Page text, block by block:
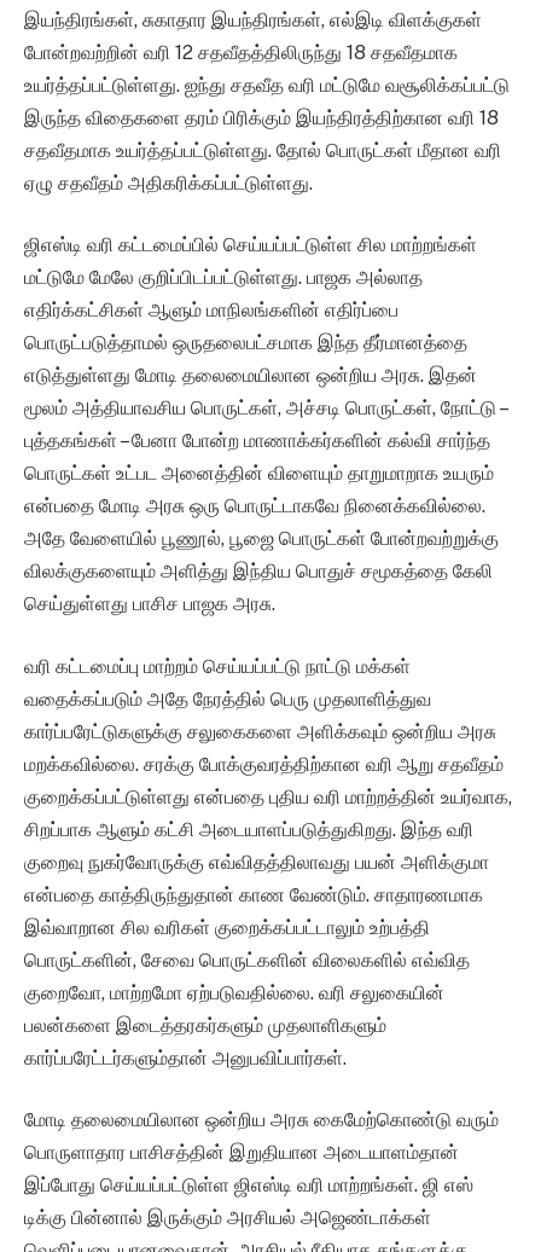
இயந்திரங்கள், சுகாதார இயந்திரங்கள், எல்இடி விளக்குகள்
போன்றவற்றின் வரி 12 சதவீதத்திலிருந்து 18 சதவீதமாக
உயர்த்தப்பட்டுள்ளது. ஐந்து சதவீத வரி மட்டுமே வசூலிக்கப்பட்டு
இருந்த விதைகளை தரம் பிரிக்கும் இயந்திரத்திற்கான வரி 18
சதவீதமாக உயர்த்தப்பட்டுள்ளது. தோல் பொருட்கள் மீதான வரி
ஏழு சதவீதம் அதிகரிக்கப்பட்டுள்ளது.
ஜிஎஸ்டி வரி கட்டமைப்பில் செய்யப்பட்டுள்ள சில மாற்றங்கள்
மட்டுமே மேலே குறிப்பிடப்பட்டுள்ளது. பாஜக அல்லாத
எதிர்க்கட்சிகள் ஆளும் மாநிலங்களின் எதிர்ப்பை
பொருட்படுத்தாமல் ஒருதலைபட்சமாக இந்த தீர்மானத்தை
எடுத்துள்ளது மோடி தலைமையிலான ஒன்றிய அரசு. இதன்
மூலம் அத்தியாவசிய பொருட்கள், அச்சடி பொருட்கள், நோட்டு –
புத்தகங்கள் – பேனா போன்ற மாணாக்கர்களின் கல்வி சார்ந்த
பொருட்கள் உட்பட அனைத்தின் விளையும் தாறுமாறாக உயரும்
என்பதை மோடி அரசு ஒரு பொருட்டாகவே நினைக்கவில்லை.
அதே வேளையில் பூணூல், பூஜை பொருட்கள் போன்றவற்றுக்கு
விலக்குகளையும் அளித்து இந்திய பொதுச் சமூகத்தை கேலி
செய்துள்ளது பாசிச பாஜக அரசு.
வரி கட்டமைப்பு மாற்றம் செய்யப்பட்டு நாட்டு மக்கள்
வதைக்கப்படும் அதே நேரத்தில் பெரு முதலாளித்துவ
கார்ப்பரேட்டுகளுக்கு சலுகைகளை அளிக்கவும் ஒன்றிய அரசு
மறக்கவில்லை. சரக்கு போக்குவரத்திற்கான வரி ஆறு சதவீதம்
குறைக்கப்பட்டுள்ளது என்பதை புதிய வரி மாற்றத்தின் உயர்வாக,
சிறப்பாக ஆளும் கட்சி அடையாளப்படுத்துகிறது. இந்த வரி
குறைவு நுகர்வோருக்கு எவ்விதத்திலாவது பயன் அளிக்குமா
என்பதை காத்திருந்துதான் காண வேண்டும். சாதாரணமாக
இவ்வாறான சில வரிகள் குறைக்கப்பட்டாலும் உற்பத்தி
பொருட்களின், சேவை பொருட்களின் விலைகளில் எவ்வித
குறைவோ, மாற்றமோ ஏற்படுவதில்லை. வரி சலுகையின்
பலன்களை இடைத்தரகர்களும் முதலாளிகளும்
கார்ப்பரேட்டர்களும்தான் அனுபவிப்பார்கள்.
மோடி தலைமையிலான ஒன்றிய அரசு கைமேற்கொண்டு வரும்
பொருளாதார பாசிசத்தின் இறுதியான அடையாளம்தான்
இப்போது செய்யப்பட்டுள்ள ஜிஎஸ்டி வரி மாற்றங்கள். ஜி எஸ்
டிக்கு பின்னால் இருக்கும் அரசியல் அஜெண்டாக்கள்